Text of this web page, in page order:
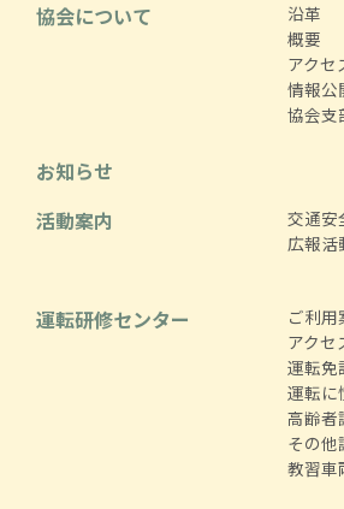
協会について
沿革
概要
アクセ
情報公
協会支
お知らせ
活動案内
交通安
広報活
運転研修センター
ご利用
アクセ
運転免
運転に
高齢者
その他
教習車